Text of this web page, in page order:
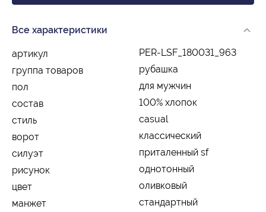
Все характеристики
артикул
PER-LSF_180031_963
группа товаров
рубашка
пол
для мужчин
состав
100% хлопок
стиль
casual
ворот
классический
силуэт
приталенный sf
рисунок
однотонный
цвет
оливковый
манжет
стандартный